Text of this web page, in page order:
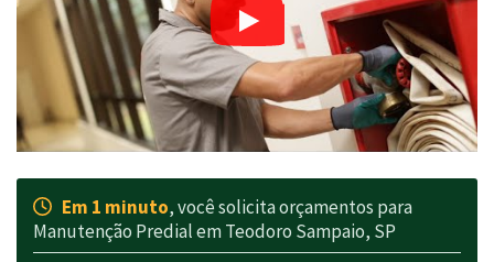
Em 1 minuto, você solicita orçamentos para
Manutenção Predial em Teodoro Sampaio, SP